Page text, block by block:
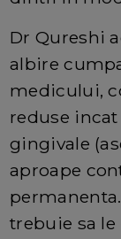
Dr Qureshi
albire
medicului,
reduse
gingivale
aproape
trebuie sa